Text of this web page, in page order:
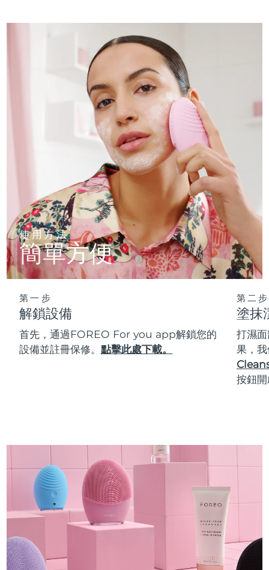
使用方法
簡單方便
第一步
解鎖設備
首先，通過FOREO For you app解鎖您的
設備並註冊保修。點擊此處下載。
第二步
塗抹
打濕
果，
按鈕